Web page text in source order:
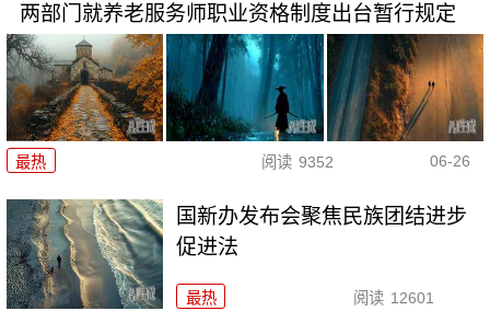
两部门就养老服务师职业资格制度出台暂行规定
最热 阅读 9352 06-26
国新办发布会聚焦民族团结进步
促进法
最热 阅读 12601